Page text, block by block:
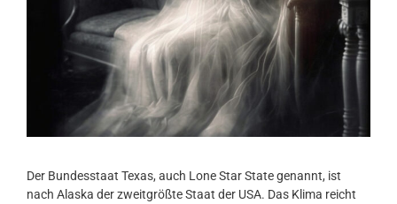
Der Bundesstaat Texas, auch Lone Star State genannt, ist
nach Alaska der zweitgrößte Staat der USA. Das Klima reicht